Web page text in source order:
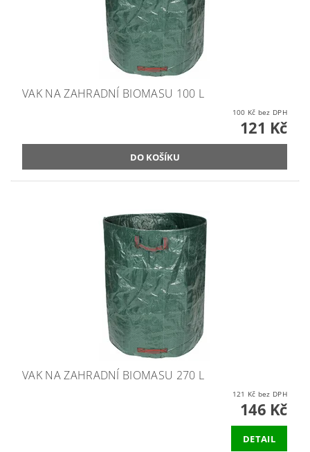
VAK NA ZAHRADNÍ BIOMASU 100 L
100 Kč bez DPH
121 Kč
VAK NA ZAHRADNÍ BIOMASU 270 L
121 Kč bez DPH
146 Kč
DETAIL